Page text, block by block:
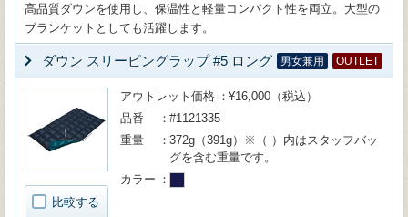
高品質ダウンを使用し、保温性と軽量コンパクト性を両立。大型の
ブランケットとしても活躍します。
ダウン スリーピングラップ #5 ロング 男女兼用 OUTLET
比較する
アウトレット価格
¥16,000（税込）
品番
#1121335
重量
372g（391g）※（ ）内はスタッフバッ
グを含む重量です。
カラー